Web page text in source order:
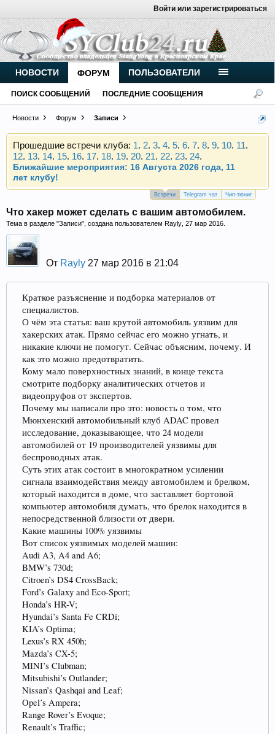
Войти или зарегистрироваться
Новости Форум Записи
Внимание, новые участники нашего клуба!
Основное общение происходит вTelegram-чате.
Присоединяйтесь.
Чип-тюнинг (прошивка) дизелей от
Vahmurka
Прошедшие встречи клуба: 1. 2. 3. 4. 5. 6. 7. 8. 9. 10. 11.
12. 13. 14. 15. 16. 17. 18. 19. 20. 21. 22. 23. 24.
Ближайшие мероприятия: 16 Августа 2026 года, 11
лет клубу!
Внимание, новые участники нашего клуба!
Telegram-чате
Присоединяйтесь.
Чип-тюнинг (прошивка) дизелей от
Прошедшие встречи клуба: 1
12.13.14. 15.16.17.18. 19.20.21 .22.23.24.
Ближайшие мероприятия: 16 Августа 2026 года, 11
лет клубу!
Встречи Telegram чат Чип-тюниг
Что хакер может сделать с вашим автомобилем.
Тема в разделе "Записи", создана пользователем Rayly 27 мар 2016
От Rayly 27 мар 2016 в 21:04
Краткое разъяснение и подборка материалов от
специалистов.
О чём эта статья: ваш крутой автомобиль уязвим для
хакерских атак. Прямо сейчас его можно угнать, и
никакие ключи не помогут. Сейчас объясним, почему. И
как это можно предотвратить.
Кому мало поверхностных знаний, в конце текста
смотрите подборку аналитических отчетов и
видеопруфов от экспертов.
Почему мы написали про это: новость о том, что
Мюнхенский автомобильный клуб ADAC провел
исследование, доказывающее, что 24 модели
автомобилей от 19 производителей уязвимы для
беспроводных атак.
Суть этих атак состоит в многократном усилении
сигнала взаимодействия между автомобилем и брелком,
который находится в доме, что заставляет бортовой
компьютер автомобиля думать, что брелок находится в
непосредственной близости от двери.
Какие машины 100% уязвимы
Вот список уязвимых моделей машин:
Audi A3, A4 and A6;
BMW’s 730d;
Citroen’s DS4 CrossBack;
Ford’s Galaxy and Eco-Sport;
Honda’s HR-V;
Hyundai’s Santa Fe CRDi;
KIA’s Optima;
Lexus’s RX 450h;
Mazda’s CX-5;
MINI’s Clubman;
Mitsubishi’s Outlander;
Nissan’s Qashqai and Leaf;
Opel’s Ampera;
Range Rover’s Evoque;
Renault’s Traffic;
НОВОСТИ ФОРУМ
ПОИСК СООБЩЕНИЙ ПОСЛЕДНИЕ СООБЩЕНИЯ
ПОЛЬЗОВАТЕЛИ